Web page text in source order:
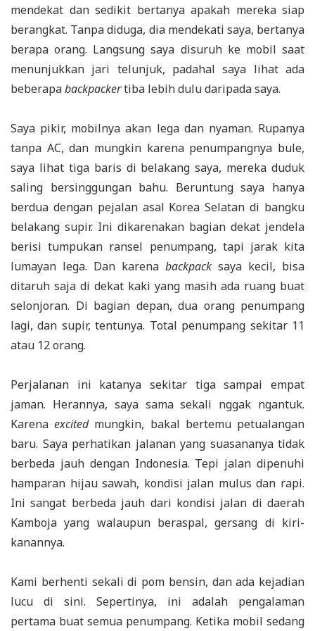
mendekat dan sedikit bertanya apakah mereka siap
berangkat. Tanpa diduga, dia mendekati saya, bertanya
berapa orang. Langsung saya disuruh ke mobil saat
menunjukkan jari telunjuk, padahal saya lihat ada
beberapabackpackertiba lebih dulu daripada saya.
Saya pikir, mobilnya akan lega dan nyaman. Rupanya
tanpa AC, dan mungkin karena penumpangnya bule,
saya lihat tiga baris di belakang saya, mereka duduk
saling bersinggungan bahu. Beruntung saya hanya
berdua dengan pejalan asal Korea Selatan di bangku
belakang supir. Ini dikarenakan bagian dekat jendela
berisi tumpukan ransel penumpang, tapi jarak kita
lumayan lega. Dan karena backpack saya kecil, bisa
ditaruh saja di dekat kaki yang masih ada ruang buat
selonjoran. Di bagian depan, dua orang penumpang
lagi, dan supir, tentunya. Total penumpang sekitar 11
atau 12 orang.
Perjalanan ini katanya sekitar tiga sampai empat
jaman. Herannya, saya sama sekali nggak ngantuk.
Karenaexcitedmungkin, bakal bertemu petualangan
baru. Saya perhatikan jalanan yang suasananya tidak
berbeda jauh dengan Indonesia. Tepi jalan dipenuhi
hamparan hijau sawah, kondisi jalan mulus dan rapi.
Ini sangat berbeda jauh dari kondisi jalan di daerah
Kamboja yang walaupun beraspal, gersang di kiri-
kanannya.
Kami berhenti sekali di pom bensin, dan ada kejadian
lucu di sini. Sepertinya, ini adalah pengalaman
pertama buat semua penumpang. Ketika mobil sedang